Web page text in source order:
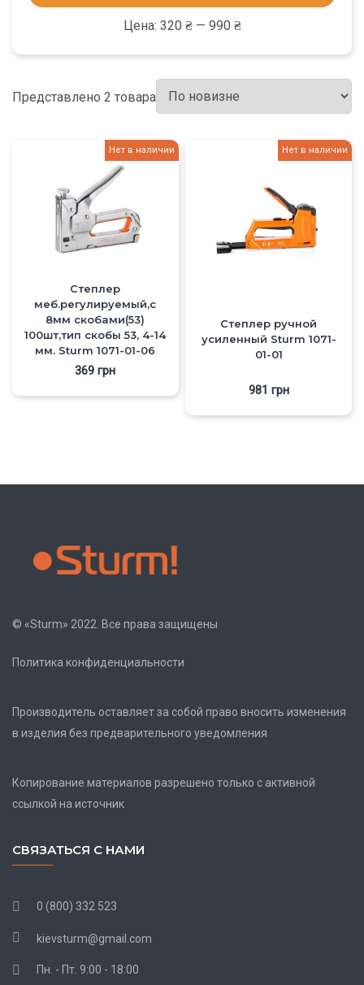
Цена: 320 ₴— 990 ₴
Представлено 2 товара
Нет в наличии
Степлер
меб.регулируемый,с
8мм скобами(53)
100шт,тип скобы 53, 4-14
мм, Sturm 1071-01-06
369грн
Нет в наличии
Степлер ручной
усиленный Sturm 1071-
01-01
981 грн
© «Sturm» 2022. Все права защищены
Политика конфиденциальности
Производитель оставляет за собой право вносить изменения
в изделия без предварительного уведомления
Копирование материалов разрешено только с активной
ссылкой на источник
СВЯЗАТЬСЯ С НАМИ
0 (800) 332 523
kievsturm@gmail.com
Пн. - Пт. 9:00 - 18:00